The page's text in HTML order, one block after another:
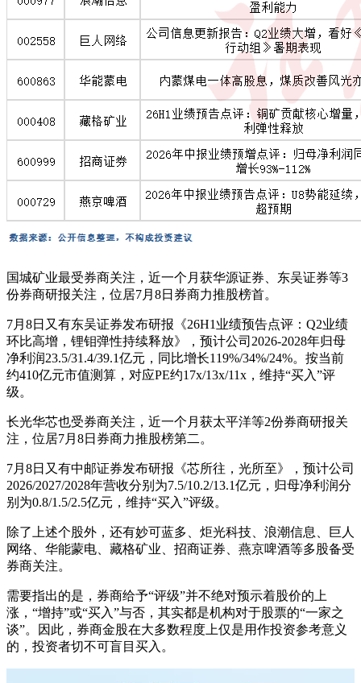
国城矿业最受券商关注，近一个月获华源证券、东吴证券等3
份券商研报关注，位居7月8日券商力推股榜首。
7月8日又有东吴证券发布研报《26H1业绩预告点评：Q2业绩
环比高增，锂钼弹性持续释放》，预计公司2026-2028年归母
净利润23.5/31.4/39.1亿元，同比增长119%/34%/24%。按当前
约410亿元市值测算，对应PE约17x/13x/11x，维持“买入”评
级。
长光华芯也受券商关注，近一个月获太平洋等2份券商研报关
注，位居7月8日券商力推股榜第二。
7月8日又有中邮证券发布研报《芯所往，光所至》，预计公司
2026/2027/2028年营收分别为7.5/10.2/13.1亿元，归母净利润分
别为0.8/1.5/2.5亿元，维持“买入”评级。
除了上述个股外，还有妙可蓝多、炬光科技、浪潮信息、巨人
网络、华能蒙电、藏格矿业、招商证券、燕京啤酒等多股备受
券商关注。
需要指出的是，券商给予“评级”并不绝对预示着股价的上
涨，“增持”或“买入”与否，其实都是机构对于股票的“一家之
谈”。因此，券商金股在大多数程度上仅是用作投资参考意义
的，投资者切不可盲目买入。